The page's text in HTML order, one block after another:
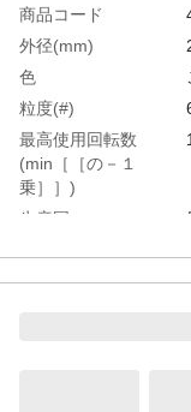
商品コード
外径(mm)
色
粒度(#)
最高使用回転数
(min［［の－１
乗］］)
生産国